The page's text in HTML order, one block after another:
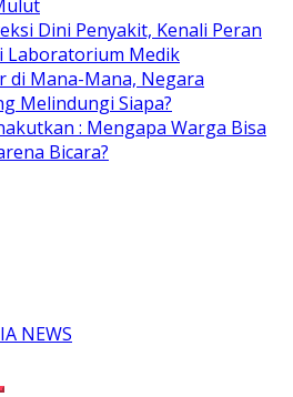
Dini Penyakit, Kenali Peran
Laboratorium Medik
di Mana-Mana, Negara
Melindungi Siapa?
: Mengapa Warga Bisa
Bicara?